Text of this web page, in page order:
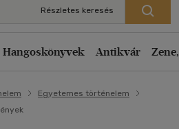
Részletes keresés
Hangoskönyvek Antikvár
Egyetemes történelem